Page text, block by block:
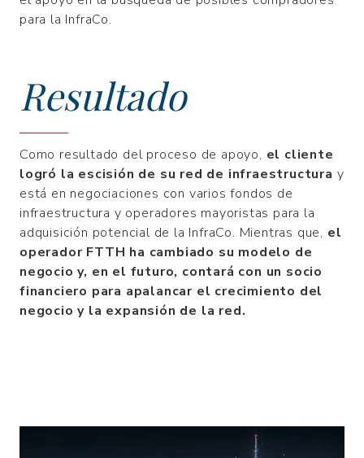
para la InfraCo.
Resultado
Como resultado del proceso de apoyo, el cliente
logró la escisión de su red de infraestructura y
está en negociaciones con varios fondos de
infraestructura y operadores mayoristas para la
adquisición potencial de la InfraCo. Mientras que, el
operador FTTH ha cambiado su modelo de
negocio y, en el futuro, contará con un socio
financiero para apalancar el crecimiento del
negocio y la expansión de la red.